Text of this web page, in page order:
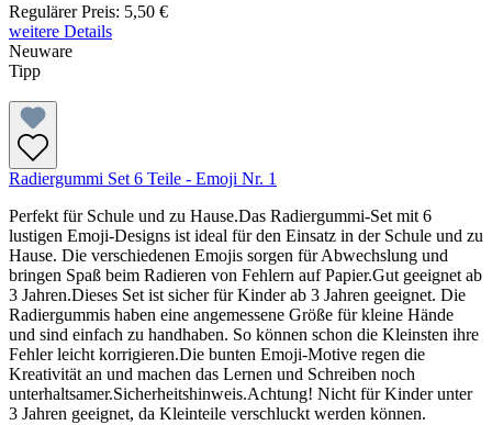
Regulärer Preis: 5,50 €
weitere Details
Neuware
Tipp
Radiergummi Set 6 Teile - Emoji Nr. 1
Perfekt für Schule und zu Hause.Das Radiergummi-Set mit 6
lustigen Emoji-Designs ist ideal für den Einsatz in der Schule und zu
Hause. Die verschiedenen Emojis sorgen für Abwechslung und
bringen Spaß beim Radieren von Fehlern auf Papier.Gut geeignet ab
3 Jahren.Dieses Set ist sicher für Kinder ab 3 Jahren geeignet. Die
Radiergummis haben eine angemessene Größe für kleine Hände
und sind einfach zu handhaben. So können schon die Kleinsten ihre
Fehler leicht korrigieren.Die bunten Emoji-Motive regen die
Kreativität an und machen das Lernen und Schreiben noch
unterhaltsamer.Sicherheitshinweis.Achtung! Nicht für Kinder unter
3 Jahren geeignet, da Kleinteile verschluckt werden können.